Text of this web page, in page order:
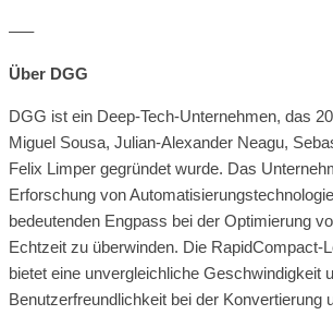
—–
Über DGG
DGG ist ein Deep-Tech-Unternehmen, das
Miguel Sousa, Julian-Alexander Neagu,
Felix Limper gegründet wurde. Das
Erforschung von
bedeutenden Engpass bei der Optimierung
Echtzeit zu überwinden. Die RapidCompact-
bietet eine unvergleichliche Geschwindigkeit
Benutzerfreundlichkeit bei der Konvertierung